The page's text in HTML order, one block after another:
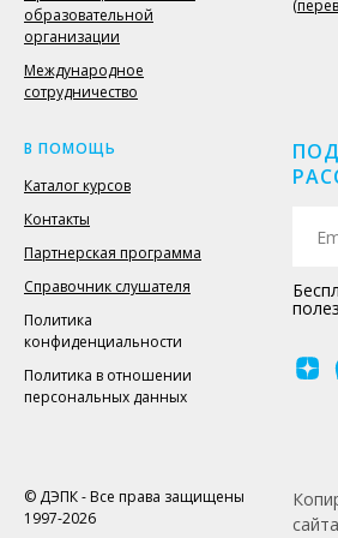
образовательной
организации
Международное
сотрудничество
В ПОМОЩЬ
Каталог курсов
Контакты
Партнерская программа
Справочник слушателя
Политика
конфиденциальности
Политика в отношении
персональных данных
© ДЭПК - Все права защищены
1997-2026